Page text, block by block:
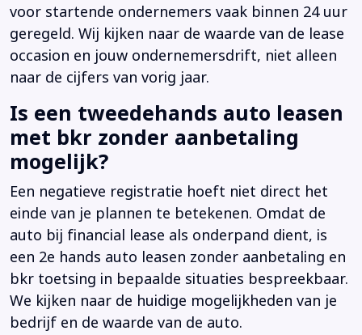
voor startende ondernemers vaak binnen 24 uur
geregeld. Wij kijken naar de waarde van de lease
occasion en jouw ondernemersdrift, niet alleen
naar de cijfers van vorig jaar.
Is een tweedehands auto leasen
met bkr zonder aanbetaling
mogelijk?
Een negatieve registratie hoeft niet direct het
einde van je plannen te betekenen. Omdat de
auto bij financial lease als onderpand dient, is
een 2e hands auto leasen zonder aanbetaling en
bkr toetsing in bepaalde situaties bespreekbaar.
We kijken naar de huidige mogelijkheden van je
bedrijf en de waarde van de auto.